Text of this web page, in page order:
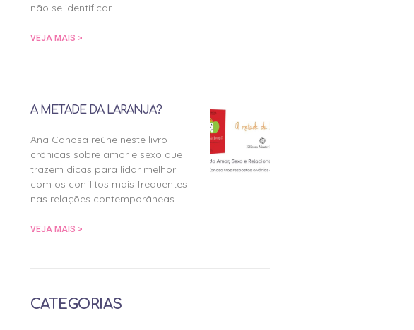
não se identificar
VEJA MAIS >
A METADE DA LARANJA?
Ana Canosa reúne neste livro
crônicas sobre amor e sexo que
trazem dicas para lidar melhor
com os conflitos mais frequentes
nas relações contemporâneas.
VEJA MAIS >
CATEGORIAS